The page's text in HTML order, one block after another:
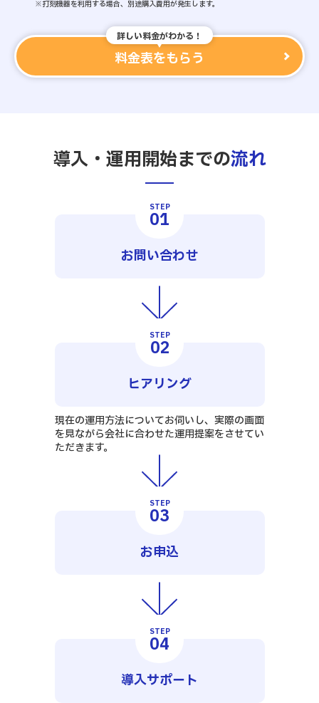
※打刻機器を利用する場合、別途購入費用が発生します。
詳しい料金がわかる！
料金表をもらう
導入・運用開始までの流れ
STEP
01
お問い合わせ
STEP
02
ヒアリング
現在の運用方法についてお伺いし、実際の画面
を見ながら会社に合わせた運用提案をさせてい
ただきます。
STEP
03
お申込
STEP
04
導入サポート